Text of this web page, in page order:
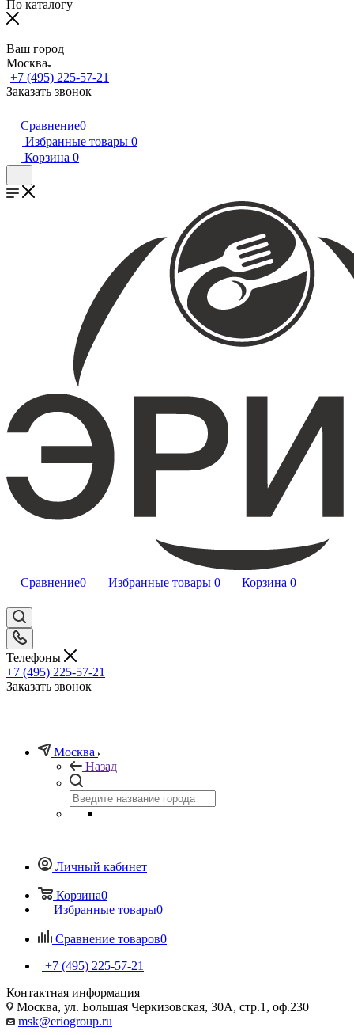
По каталогу
Ваш город
Москва
+7 (495) 225-57-21
Заказать звонок
Сравнение0
Избранные товары 0
Корзина 0
Сравнение0 Избранные товары 0 Корзина 0
Телефоны
+7 (495) 225-57-21
Заказать звонок
Москва
Назад
Личный кабинет
Корзина0
Избранные товары0
Сравнение товаров0
+7 (495) 225-57-21
Контактная информация
Москва, ул. Большая Черкизовская, 30А, стр.1, оф.230
msk@eriogroup.ru